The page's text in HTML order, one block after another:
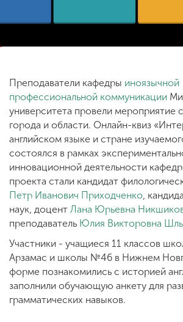
+7 (831) 262-26-20
Преподаватели кафедры иноязычной
профессиональной коммуникации
университета провели мероприятие
города и области. Онлайн-квиз
английском языке и стране
состоялся в рамках
инновационной деятельности
проекта стали кандидат
Петр Иванович Приходченко ,
наук, доцент Лана Юрьевна
преподаватель Юлия Викторовна
Участники - учащиеся 11 классов
Арзамас и школы №46 в Нижнем
форме познакомились с историей
заполнили обучающую анкету для
грамматических навыков.